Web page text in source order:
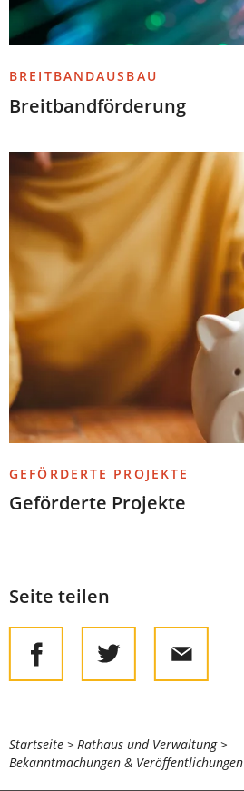
BREITBANDAUSBAU
Breitbandförderung
GEFÖRDERTE PROJEKTE
Geförderte Projekte
Seite teilen
Sie
befinden
Startseite
Rathaus und Verwaltung
Bekanntmachungen & Veröffentlichungen